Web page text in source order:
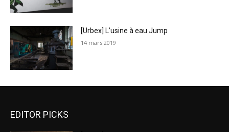
[Urbex] L’usine à eau Jump
14 mars 2019
EDITOR PICKS